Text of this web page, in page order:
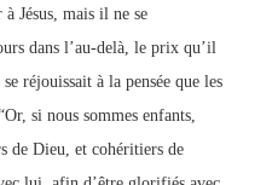
Jésus, mais il ne se
dans l’au-delà, le prix qu’il
réjouissait à la pensée que les
si nous sommes enfants,
de Dieu, et cohéritiers de